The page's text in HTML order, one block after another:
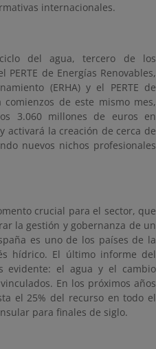
internacionales.
del agua, tercero de los
PERTE de Energías Renovables,
(ERHA) y el PERTE de
de este mismo mes,
3.060 millones de euros en
activará la creación de cerca de
nuevos nichos profesionales
crucial para el sector, que
la gestión y gobernanza de un
es uno de los países de la
hídrico. El último informe del
evidente: el agua y el cambio
En los próximos años
el 25% del recurso en todo el
para finales de siglo.